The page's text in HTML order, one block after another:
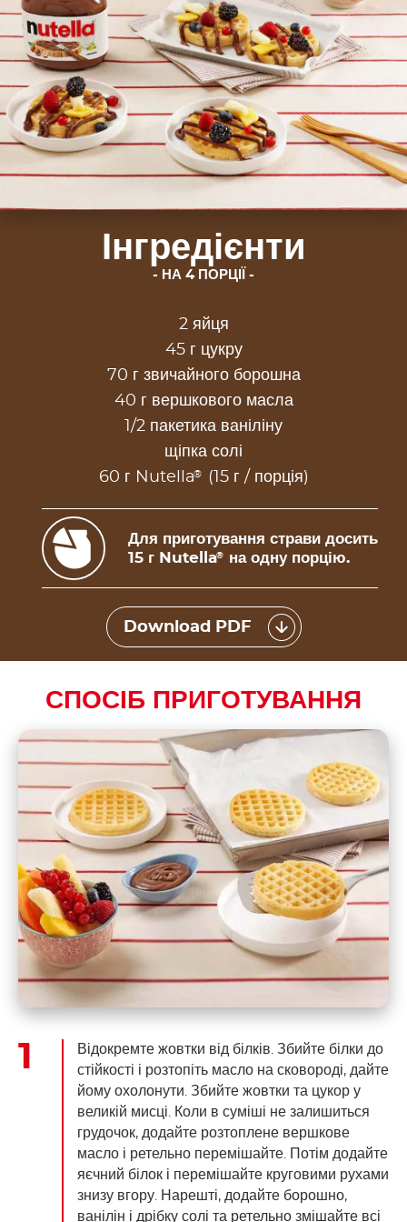
Інгредієнти
НА 4 ПОРЦІЇ
2 яйця
45 г цукру
70 г звичайного борошна
40 г вершкового масла
1/2 пакетика ваніліну
щіпка солі
60 г Nutella® (15 г / порція)
Для приготування страви досить
15 г Nutella® на одну порцію.
Download PDF
СПОСІБ ПРИГОТУВАННЯ
Відокремте жовтки від білків. Збийте білки до
стійкості і розтопіть масло на сковороді, дайте
йому охолонути. Збийте жовтки та цукор у
великій мисці. Коли в суміші не залишиться
грудочок, додайте розтоплене вершкове
масло і ретельно перемішайте. Потім додайте
яєчний білок і перемішайте круговими рухами
знизу вгору. Нарешті, додайте борошно,
ванілін і дрібку солі та ретельно змішайте всі